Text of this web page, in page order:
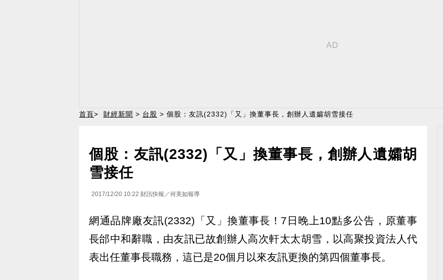
首頁> 財經新聞 > 台股 > 個股：友訊(2332)「又」換董事長，創辦人遺孀胡雪接任
個股：友訊(2332)「又」換董事長，創辦人遺孀胡
雪接任
2017/12/20 10:22 財訊快報／何美如報導
網通品牌廠友訊(2332)「又」換董事長！7日晚上10點多公告，原董事
長邰中和辭職，由友訊已故創辦人高次軒太太胡雪，以高聚投資法人代
表出任董事長職務，這已是20個月以來友訊更換的第四個董事長。